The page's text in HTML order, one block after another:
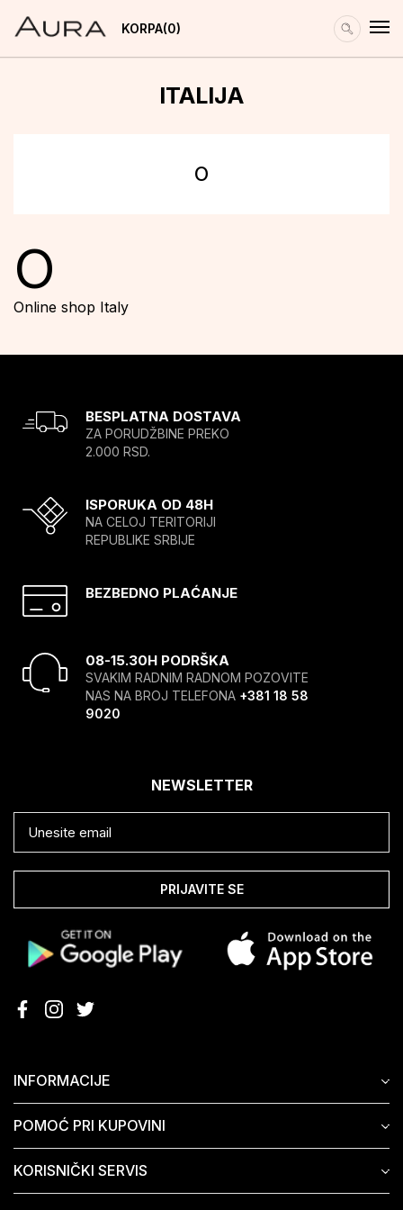
KORPA 0
ITALIJA
O
O
Online shop Italy
BESPLATNA DOSTAVA
ZA PORUDŽBINE PREKO
2.000 RSD.
ISPORUKA OD 48H
NA CELOJ TERITORIJI
REPUBLIKE SRBIJE
BEZBEDNO PLAĆANJE
08-15.30H PODRŠKA
SVAKIM RADNIM RADNOM POZOVITE
NAS NA BROJ TELEFONA +381 18 58
9020
INFORMACIJE
POMOĆ PRI KUPOVINI
KORISNIČKI SERVIS
NEWSLETTER
PRIJAVITE SE